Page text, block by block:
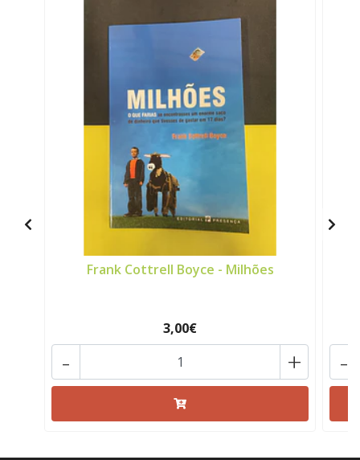
Frank Cottrell Boyce - Milhões
3,00€
+
- -